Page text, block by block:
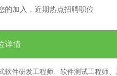
的加入，近期热点招聘职位
详情
件研发工程师、软件测试工程师